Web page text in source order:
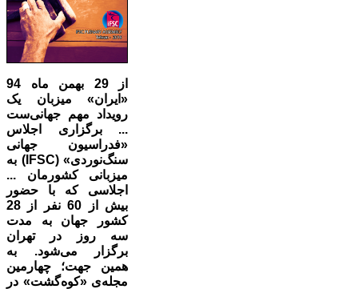
از 29 بهمن ماه 94
«ایران» میزبان یک
رویداد مهم جهانی‌ست
... برگزاری اجلاس
«فدراسیون جهانی
سنگ‌نوردی» (IFSC) به
میزبانی کشورمان ...
اجلاسی که با حضور
بیش از 60 نفر از 28
کشور جهان به مدت
سه روز در تهران
برگزار می‌شود. به
همین جهت؛ چهارمین
مجله‌ی «کوه‌گشت» در